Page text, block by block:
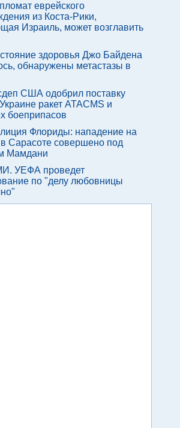
еврейского
из Коста-Рики,
Израиль, может возглавить
здоровья Джо Байдена
обнаружены метастазы в
США одобрил поставку
ракет ATACMS и
боеприпасов
Флориды: нападение на
в Сарасоте совершено под
Мамдани
УЕФА проведет
по "делу любовницы